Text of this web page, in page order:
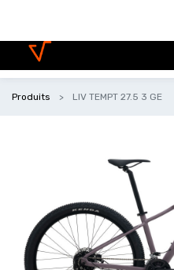
Produits LIV TEMPT 27.5 3 GE